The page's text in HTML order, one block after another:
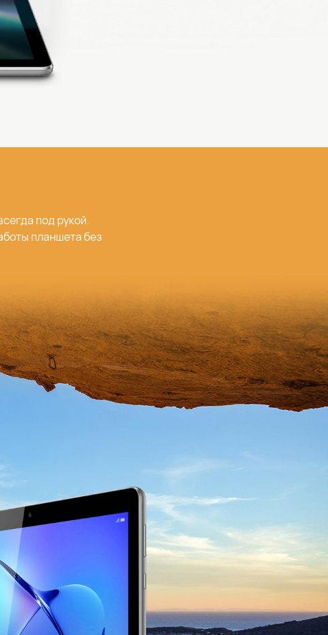
под рукой.
планшета без